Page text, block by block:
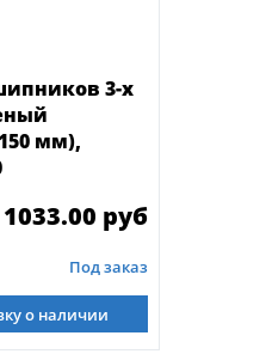
3-х
мм),
1033.00 руб
Под заказ
о наличии